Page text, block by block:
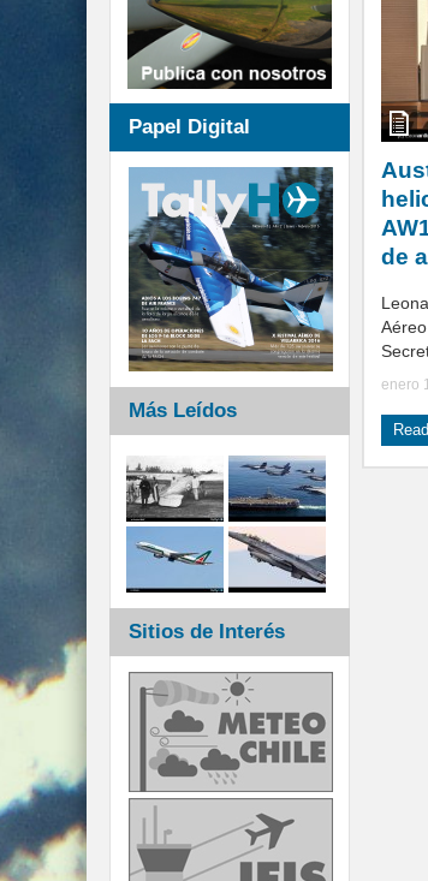
de
enero
Papel Digital
Más Leídos
Sitios de Interés